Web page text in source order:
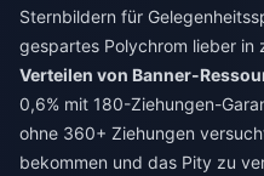
Sternbildern für
gespartes Polychrom lieber in
Verteilen von Banner-
0,6% mit 180-Ziehungen-
ohne 360+ Ziehungen
bekommen und das Pity zu